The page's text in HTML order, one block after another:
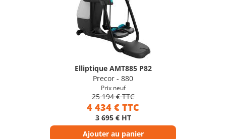
Elliptique AMT885 P82
Precor - 880
Prix neuf
25 194 € TTC
4 434 € TTC
3 695 € HT
Ajouter au panier